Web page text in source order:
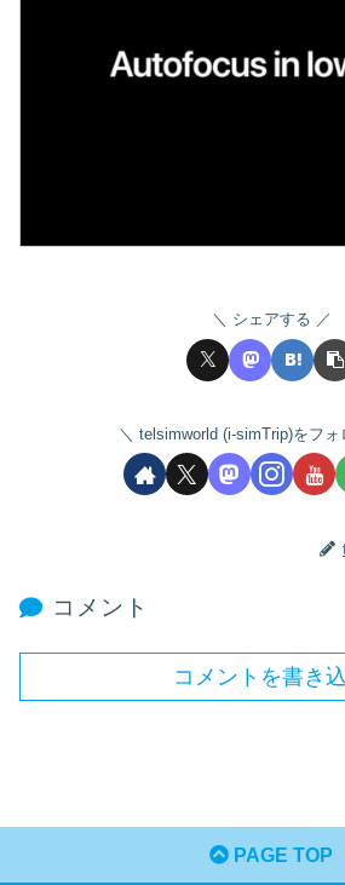
シェアする
telsimworld (i-simTrip)をフォ
コメント
コメントを書き
PAGE TOP